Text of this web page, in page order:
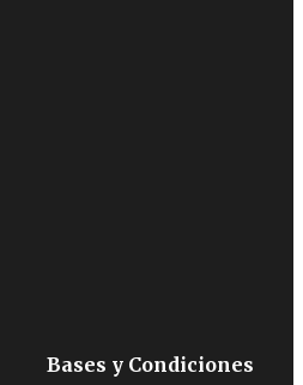
Bases y Condiciones